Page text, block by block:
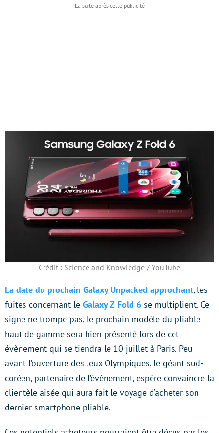
Crédit : Science and Knowledge / YouTube
La date du prochain Galaxy Unpacked approchant, les
fuites concernant le Galaxy Z Fold 6 se multiplient. Ce
signe ne trompe pas, le prochain modèle du pliable
haut de gamme sera bien présenté lors de cet
évènement qui se tiendra le 10 juillet à Paris. Peu
avant l’ouverture des Jeux Olympiques, le géant sud-
coréen, partenaire de l’évènement, espère convaincre la
clientèle aisée qui aura fait le voyage d’acheter son
dernier smartphone pliable.